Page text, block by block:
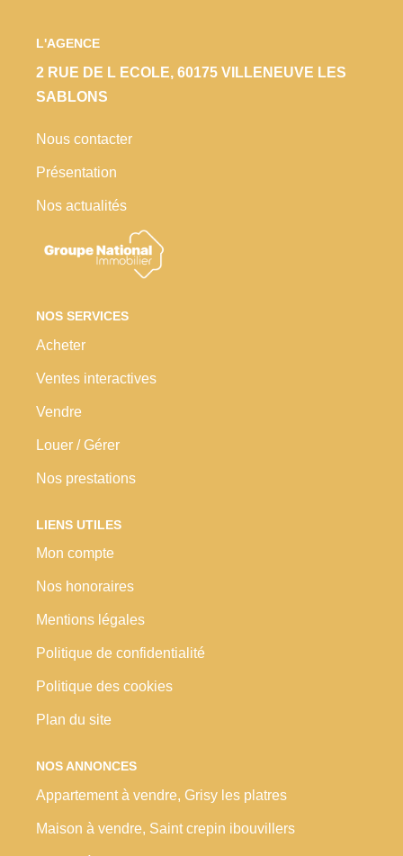
L'AGENCE
2 RUE DE L ECOLE, 60175 VILLENEUVE LES
SABLONS
Nous contacter
Présentation
Nos actualités
NOS SERVICES
Acheter
Ventes interactives
Vendre
Louer / Gérer
Nos prestations
LIENS UTILES
Mon compte
Nos honoraires
Mentions légales
Politique de confidentialité
Politique des cookies
Plan du site
NOS ANNONCES
Appartement à vendre, Grisy les platres
Maison à vendre, Saint crepin ibouvillers